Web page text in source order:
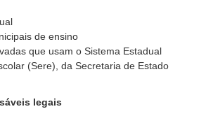
de ensino
que usam o Sistema Estadual
(Sere), da Secretaria de Estado
legais